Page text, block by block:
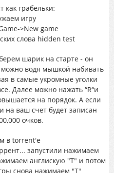
как грабельки:
игру
>New game
слова hidden test
шарик на старте - он
можно водя мышкой набивать
в самые укромные уголки
Далее можно нажать “R“и
на порядок. А если
на ваш счет будет записан
очков.
в torrent'e
запустили нажимаем
англискую "T" и потом
снова нажимаем "T"